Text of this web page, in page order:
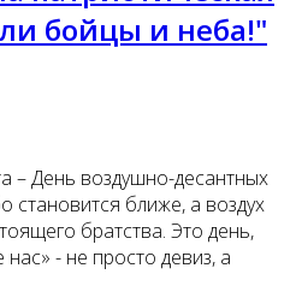
бойцы и неба!"
– День воздушно-десантных
становится ближе, а воздух
братства. Это день,
- не просто девиз, а